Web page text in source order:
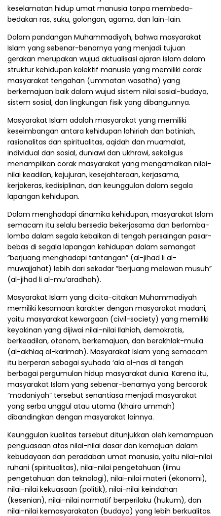
keselamatan hidup umat manusia tanpa membeda-
bedakan ras, suku, golongan, agama, dan lain-lain.
Dalam pandangan Muhammadiyah, bahwa masyarakat
Islam yang sebenar-benarnya yang menjadi tujuan
gerakan merupakan wujud aktualisasi ajaran Islam dalam
struktur kehidupan kolektif manusia yang memiliki corak
masyarakat tengahan (ummatan wasatha) yang
berkemajuan baik dalam wujud sistem nilai sosial-budaya,
sistem sosial, dan lingkungan fisik yang dibangunnya.
Masyarakat Islam adalah masyarakat yang memiliki
keseimbangan antara kehidupan lahiriah dan batiniah,
rasionalitas dan spiritualitas, aqidah dan muamalat,
individual dan sosial, duniawi dan ukhrawi, sekaligus
menampilkan corak masyarakat yang mengamalkan nilai-
nilai keadilan, kejujuran, kesejahteraan, kerjasama,
kerjakeras, kedisiplinan, dan keunggulan dalam segala
lapangan kehidupan.
Dalam menghadapi dinamika kehidupan, masyarakat Islam
semacam itu selalu bersedia bekerjasama dan berlomba-
lomba dalam segala kebaikan di tengah persaingan pasar-
bebas di segala lapangan kehidupan dalam semangat
”berjuang menghadapi tantangan” (al-jihad li al-
muwajjahat) lebih dari sekadar ”berjuang melawan musuh”
(al-jihad li al-mu’aradhah).
Masyarakat Islam yang dicita-citakan Muhammadiyah
memiliki kesamaan karakter dengan masyarakat madani,
yaitu masyarakat kewargaan (civil-society) yang memiliki
keyakinan yang dijiwai nilai-nilai Ilahiah, demokratis,
berkeadilan, otonom, berkemajuan, dan berakhlak-mulia
(al-akhlaq al-karimah). Masyarakat Islam yang semacam
itu berperan sebagai syuhada ‘ala al-nas di tengah
berbagai pergumulan hidup masyarakat dunia. Karena itu,
masyarakat Islam yang sebenar-benarnya yang bercorak
”madaniyah” tersebut senantiasa menjadi masyarakat
yang serba unggul atau utama (khaira ummah)
dibandingkan dengan masyarakat lainnya.
Keunggulan kualitas tersebut ditunjukkan oleh kemampuan
penguasaan atas nilai-nilai dasar dan kemajuan dalam
kebudayaan dan peradaban umat manusia, yaitu nilai-nilai
ruhani (spiritualitas), nilai-nilai pengetahuan (ilmu
pengetahuan dan teknologi), nilai-nilai materi (ekonomi),
nilai-nilai kekuasaan (politik), nilai-nilai keindahan
(kesenian), nilai-nilai normatif berperilaku (hukum), dan
nilai-nilai kemasyarakatan (budaya) yang lebih berkualitas.